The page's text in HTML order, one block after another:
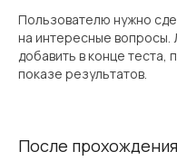
Пользователю нужно
на интересные
добавить в конце теста,
показе результатов.
После